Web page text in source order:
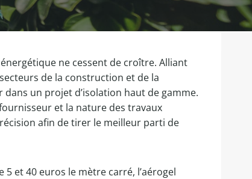
ne cessent de croître. Alliant
de la construction et de la
un projet d’isolation haut de gamme.
et la nature des travaux
afin de tirer le meilleur parti de
et 40 euros le mètre carré, l’aérogel